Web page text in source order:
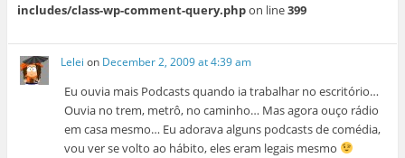
includes/class-wp-comment-query.phpon line399
Lelei on December 2, 2009 at 4:39 am
Eu ouvia mais Podcasts quando ia trabalhar no escritório…
Ouvia no trem, metrô, no caminho… Mas agora ouço rádio
em casa mesmo… Eu adorava alguns podcasts de comédia,
vou ver se volto ao hábito, eles eram legais mesmo